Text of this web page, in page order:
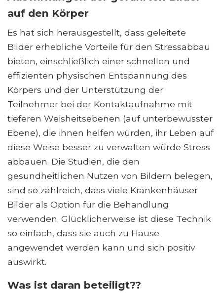
auf den Körper
Es hat sich herausgestellt, dass geleitete
Bilder erhebliche Vorteile für den Stressabbau
bieten, einschließlich einer schnellen und
effizienten physischen Entspannung des
Körpers und der Unterstützung der
Teilnehmer bei der Kontaktaufnahme mit
tieferen Weisheitsebenen (auf unterbewusster
Ebene), die ihnen helfen würden, ihr Leben auf
diese Weise besser zu verwalten würde Stress
abbauen. Die Studien, die den
gesundheitlichen Nutzen von Bildern belegen,
sind so zahlreich, dass viele Krankenhäuser
Bilder als Option für die Behandlung
verwenden. Glücklicherweise ist diese Technik
so einfach, dass sie auch zu Hause
angewendet werden kann und sich positiv
auswirkt.
Was ist daran beteiligt??